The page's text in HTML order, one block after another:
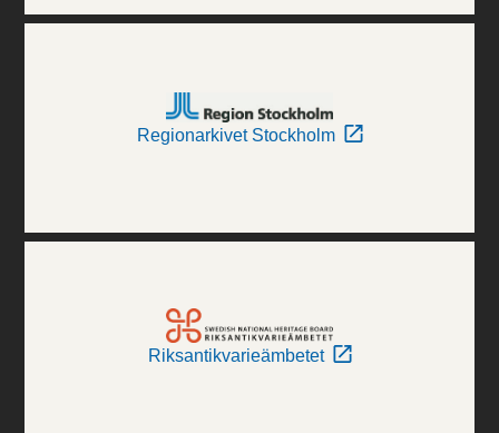
Regionarkivet Stockholm
Riksantikvarieämbetet